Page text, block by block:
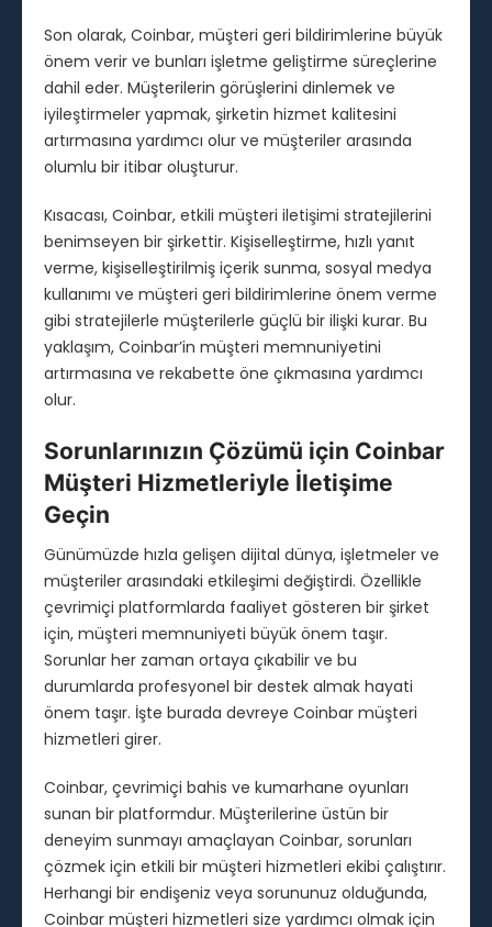
Son olarak, Coinbar, müşteri geri bildirimlerine büyük
önem verir ve bunları işletme geliştirme süreçlerine
dahil eder. Müşterilerin görüşlerini dinlemek ve
iyileştirmeler yapmak, şirketin hizmet kalitesini
artırmasına yardımcı olur ve müşteriler arasında
olumlu bir itibar oluşturur.
Kısacası, Coinbar, etkili müşteri iletişimi stratejilerini
benimseyen bir şirkettir. Kişiselleştirme, hızlı yanıt
verme, kişiselleştirilmiş içerik sunma, sosyal medya
kullanımı ve müşteri geri bildirimlerine önem verme
gibi stratejilerle müşterilerle güçlü bir ilişki kurar. Bu
yaklaşım, Coinbar’in müşteri memnuniyetini
artırmasına ve rekabette öne çıkmasına yardımcı
olur.
Sorunlarınızın Çözümü için Coinbar
Müşteri Hizmetleriyle İletişime
Geçin
Günümüzde hızla gelişen dijital dünya, işletmeler ve
müşteriler arasındaki etkileşimi değiştirdi. Özellikle
çevrimiçi platformlarda faaliyet gösteren bir şirket
için, müşteri memnuniyeti büyük önem taşır.
Sorunlar her zaman ortaya çıkabilir ve bu
durumlarda profesyonel bir destek almak hayati
önem taşır. İşte burada devreye Coinbar müşteri
hizmetleri girer.
Coinbar, çevrimiçi bahis ve kumarhane oyunları
sunan bir platformdur. Müşterilerine üstün bir
deneyim sunmayı amaçlayan Coinbar, sorunları
çözmek için etkili bir müşteri hizmetleri ekibi çalıştırır.
Herhangi bir endişeniz veya sorununuz olduğunda,
Coinbar müşteri hizmetleri size yardımcı olmak için